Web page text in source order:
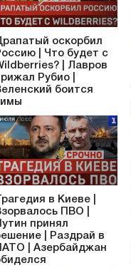
оскорбил
| Что будет с
| Лавров
Рубио |
боится
Трагедия в Киеве |
ПВО |
Путин принял
| Раздрай в
| Азербайджан